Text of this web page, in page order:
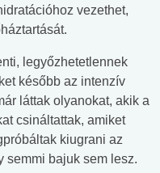
vezethet,
legyőzhetetlennek
később az intenzív
láttak olyanokat, akik a
csináltattak, amiket
kiugrani az
semmi bajuk sem lesz.